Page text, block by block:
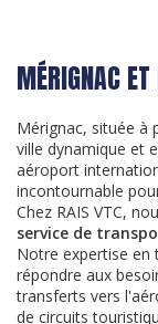
MÉRIGNAC
Mérignac, située à
ville dynamique et
aéroport
incontournable
Chez RAIS VTC,
service de
Notre expertise en
répondre aux
transferts vers
de circuits